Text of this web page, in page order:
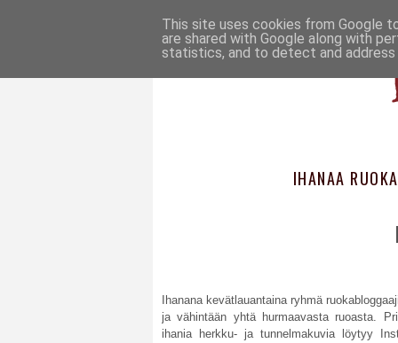
IHANAA
Ihanana kevätlauantaina ryhmä
ja vähintään yhtä hurmaavasta ruoasta.
ihania herkku- ja tunnelmakuvia löytyy
This site uses cookies from Google
are shared with Google along with
statistics, and to detect and address